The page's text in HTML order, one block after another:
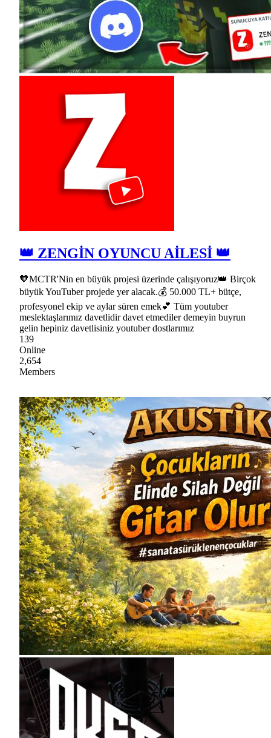
👑 ZENGİN OYUNCU AİLESİ 👑
🧡MCTR'Nin en büyük projesi üzerinde çalışıyoruz👑 Birçok
büyük YouTuber projede yer alacak.💰 50.000 TL+ bütçe,
profesyonel ekip ve aylar süren emek💕 Tüm youtuber
meslektaşlarımız davetlidir davet etmediler demeyin buyrun
gelin hepiniz davetlisiniz youtuber dostlarımız
139
Online
2,654
Members